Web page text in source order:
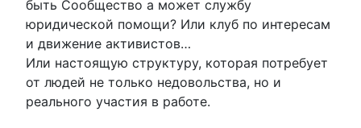
быть Сообщество а может службу
юридической помощи? Или клуб по интересам
и движение активистов…
Или настоящую структуру, которая потребует
от людей не только недовольства, но и
реального участия в работе.